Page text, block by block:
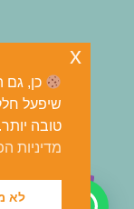
כן, גם
שיפעל
טובה
מדיניות
לא
x